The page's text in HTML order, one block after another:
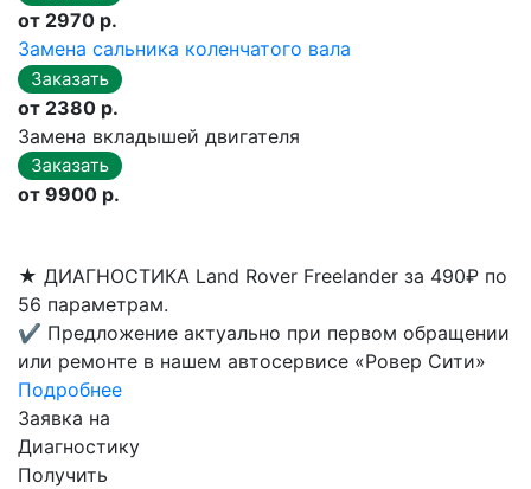
от 2970 р.
Замена сальника коленчатого вала
от 2380 р.
Замена вкладышей двигателя
от 9900 р.
★ ДИАГНОСТИКА Land Rover Freelander за 490₽ по
56 параметрам.
✔ Предложение актуально при первом обращении
или ремонте в нашем автосервисе «Ровер Сити»
Подробнее
Заявка на
Диагностику
Получить